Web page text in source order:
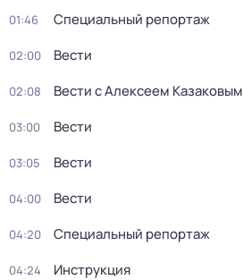
01:46 Специальный репортаж
02:00 Вести
02:08 Вести с Алексеем Казаковым
03:00 Вести
03:05 Вести
04:00 Вести
04:20 Специальный репортаж
04:24 Инструкция